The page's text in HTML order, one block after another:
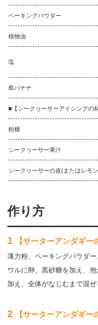
ベーキングパウダー
植物油
塩
島バナナ
■【シークヮーサーアイシングの
粉糖
シークヮーサー果汁
シークヮーサーの皮(またはレモ
作り方
1 【サーターアンダギ
薄力粉、ベーキングパウダ
ウルに卵、黒砂糖を加え、
加え、全体がなじむまで混ぜ
2 【サーターアンダギ